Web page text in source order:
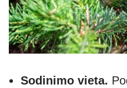
Sodinimo vieta.